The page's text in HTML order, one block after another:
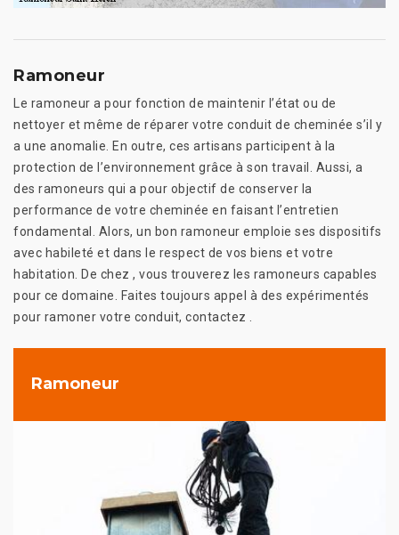
Ramoneur
Le ramoneur a pour fonction de maintenir l’état ou de
nettoyer et même de réparer votre conduit de cheminée s’il y
a une anomalie. En outre, ces artisans participent à la
protection de l’environnement grâce à son travail. Aussi, a
des ramoneurs qui a pour objectif de conserver la
performance de votre cheminée en faisant l’entretien
fondamental. Alors, un bon ramoneur emploie ses dispositifs
avec habileté et dans le respect de vos biens et votre
habitation. De chez , vous trouverez les ramoneurs capables
pour ce domaine. Faites toujours appel à des expérimentés
pour ramoner votre conduit, contactez .
Ramoneur